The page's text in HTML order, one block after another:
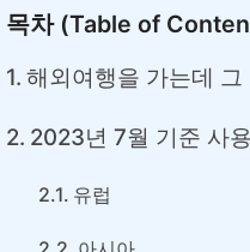
목차 (Table of
해외여행을 가는데
2023년 7월 기준 사
유럽